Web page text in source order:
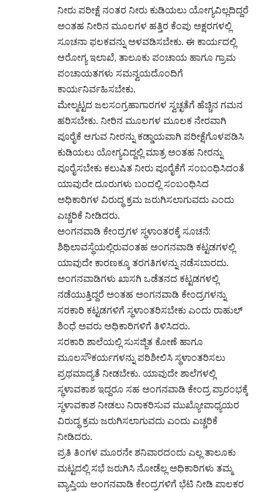
ನೀರು ಪರೀಕ್ಷೆ ನಂತರ ನೀರು ಕುಡಿಯಲು ಯೋಗ್ಯವಿಲ್ಲದಿದ್ದರೆ
ಅಂತಹ ನೀರಿನ ಮೂಲಗಳ ಹತ್ತಿರ ಕೆಂಪು ಅಕ್ಷರಗಳಲ್ಲಿ
ಸೂಚನಾ ಫಲಕವನ್ನು ಅಳವಡಿಸಬೇಕು. ಈ ಕಾರ್ಯದಲ್ಲಿ
ಆರೋಗ್ಯ ಇಲಾಖೆ, ತಾಲೂಕು ಪಂಚಾಯ ಹಾಗೂ ಗ್ರಾಮ
ಪಂಚಾಯತಗಳು ಸಮನ್ವಯದೊಂದಿಗೆ
ಕಾರ್ಯನಿರ್ವಹಿಸಬೇಕು.
ಮೇಲ್ಮಟ್ಟದ ಜಲಸಂಗ್ರಹಾಗಾರಗಳ ಸ್ವಚ್ಛತೆಗೆ ಹೆಚ್ಚಿನ ಗಮನ
ಹರಿಸಬೇಕು. ನೀರಿನ ಮೂಲಗಳ ಮೂಲಕ ನೇರವಾಗಿ
ಪೂರೈಕೆ ಆಗುವ ನೀರನ್ನು ಕಡ್ಡಾಯವಾಗಿ ಪರೀಕ್ಷೆಗೊಳಪಡಿಸಿ
ಕುಡಿಯಲು ಯೋಗ್ಯವಿದ್ದಲ್ಲಿ ಮಾತ್ರ ಅಂತಹ ನೀರನ್ನು
ಪೂರೈಸಬೇಕು ಕಲುಷಿತ ನೀರು ಪೂರೈಕೆಗೆ ಸಂಬಂಧಿಸಿದಂತೆ
ಯಾವುದೇ ದೂರುಗಳು ಬಂದಲ್ಲಿ ಸಂಬಂಧಿಸಿದ
ಅಧಿಕಾರಿಗಳ ವಿರುದ್ಧ ಕ್ರಮ ಜರುಗಿಸಲಾಗುವದು ಎಂದು
ಎಚ್ಚರಿಕೆ ನೀಡಿದರು.
ಅಂಗನವಾಡಿ ಕೇಂದ್ರಗಳ ಸ್ಥಳಾಂತರಕ್ಕೆ ಸೂಚನೆ:
ಶಿಥಿಲಾವಸ್ಥೆಯಲ್ಲಿರುವಂತಹ ಅಂಗನವಾಡಿ ಕಟ್ಟಡಗಳಲ್ಲಿ
ಯಾವುದೇ ಕಾರಣಕ್ಕೂ ತರಗತಿಗಳನ್ನು ನಡೆಸಬಾರದು.
ಅಂಗನವಾಡಿಗಳು ಖಾಸಗಿ ಒಡೆತನದ ಕಟ್ಟಡಗಳಲ್ಲಿ
ನಡೆಯುತ್ತಿದ್ದರೆ ಅಂತಹ ಅಂಗನವಾಡಿ ಕೇಂದ್ರಗಳನ್ನು
ಸರಕಾರಿ ಕಟ್ಟಡಗಳಿಗೆ ಸ್ಥಳಾಂತರಿಸಬೇಕು ಎಂದು ರಾಹುಲ್
ಶಿಂಧೆ ಅವರು ಅಧಿಕಾರಿಗಳಿಗೆ ತಿಳಿಸಿದರು.
ಸರಕಾರಿ ಶಾಲೆಯಲ್ಲಿ ಸುಸಜ್ಜಿತ ಕೋಣೆ ಹಾಗೂ
ಮೂಲಸೌಕರ್ಯಗಳನ್ನು ಪರಿಶೀಲಿಸಿ ಸ್ಥಳಾಂತರಿಸಲು
ಪ್ರಥಮಾದ್ಯತೆ ನೀಡಬೇಕು. ಯಾವುದೇ ಶಾಲೆಗಳಲ್ಲಿ
ಸ್ಥಳಾವಕಾಶ ಇದ್ದರೂ ಸಹ ಅಂಗನವಾಡಿ ಕೇಂದ್ರ ಪ್ರಾರಂಭಕ್ಕೆ
ಸ್ಥಳಾವಕಾಶ ನೀಡಲು ನಿರಾಕರಿಸುವ ಮುಖ್ಯೋಪಾಧ್ಯಯರ
ವಿರುದ್ಧ ಕ್ರಮ ಜರುಗಿಸಲಾಗುವದು ಎಂದು ಎಚ್ಚರಿಕೆ
ನೀಡಿದರು.
ಪ್ರತಿ ತಿಂಗಳ ಮೂರನೇ ಶನಿವಾರದಂದು ಎಲ್ಲ ತಾಲೂಕು
ಮಟ್ಟದಲ್ಲಿ ಸಭೆ ಜರುಗಿಸಿ ನೋಡೆಲ್ಲ ಅಧಿಕಾರಿಗಳು ತಮ್ಮ
ವ್ಯಾಪ್ತಿಯ ಅಂಗನವಾಡಿ ಕೇಂದ್ರಗಳಿಗೆ ಭೆಟಿ ನೀಡಿ ಪಾಲಕರ